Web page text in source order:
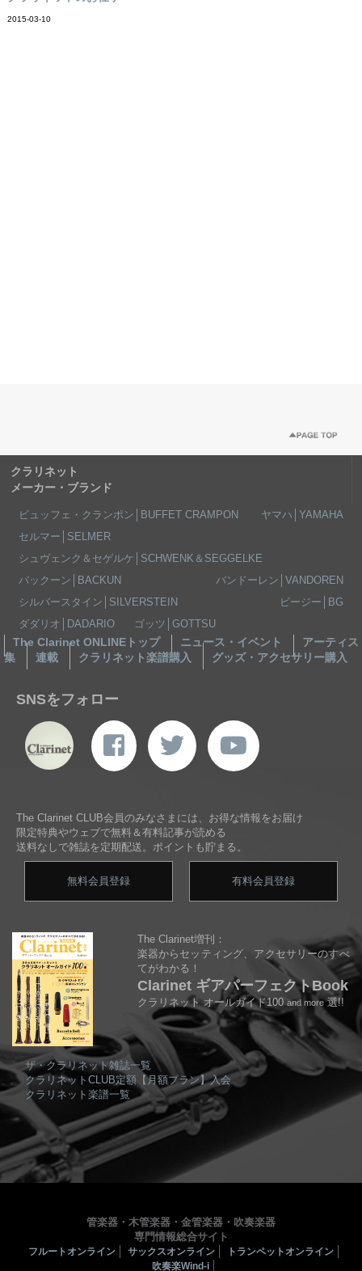
2015-03-10
クラリネット
メーカー・ブランド
ビュッフェ・クランポン│BUFFET CRAMPON
ヤマハ│YAMAHA
セルマー│SELMER
シュヴェンク＆セゲルケ│SCHWENK＆SEGGELKE
バックーン│BACKUN
バンドーレン│VANDOREN
シルバースタイン│SILVERSTEIN
ビージー│BG
ダダリオ│DADARIO
ゴッツ│GOTTSU
The Clarinet ONLINEトップ ニュース・イベント
アーティ
集
連載 クラリネット楽譜購入 グッズ・アクセサリー購入
SNSをフォロー
The Clarinet CLUB会員のみなさまには、お得な情報をお届け
限定特典やウェブで無料＆有料記事が読める
送料なしで雑誌を定期配送。ポイントも貯まる。
無料会員登録 有料会員登録
The Clarinet増刊：
楽器からセッティング、アクセサリーのすべ
てがわかる！
Clarinet ギアパーフェクトBook
クラリネット オールガイド100 and more選!!
ザ・クラリネット雑誌一覧
クラリネットCLUB定額【月額プラン】入会
クラリネット楽譜一覧
管楽器・木管楽器・金管楽器・吹奏楽器
専門情報総合サイト
フルートオンライン サックスオンライン
トランペットオンライン
吹奏楽Wind-i